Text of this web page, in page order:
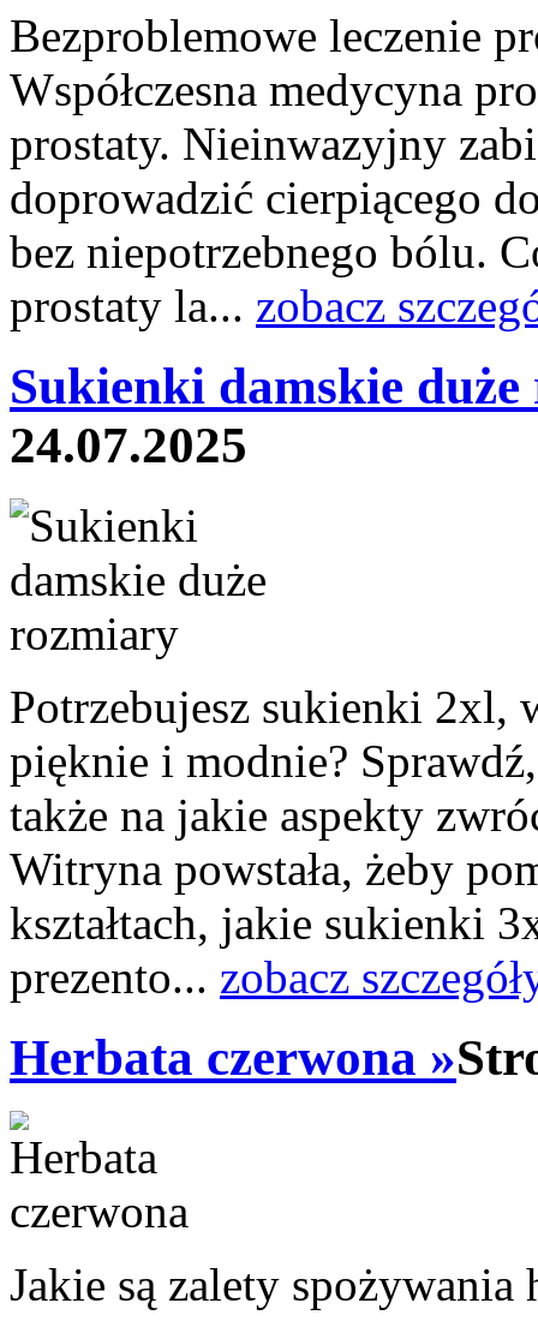
Bezproblemowe leczenie
Współczesna medycyna
prostaty. Nieinwazyjny
doprowadzić cierpiącego
bez niepotrzebnego bólu.
prostaty la... zobacz
Sukienki damskie
24.07.2025
Potrzebujesz sukienki 2xl,
pięknie i modnie?
także na jakie aspekty
Witryna powstała, żeby
kształtach, jakie sukienki
prezento... zobacz
Herbata czerwona »
Jakie są zalety spożywania